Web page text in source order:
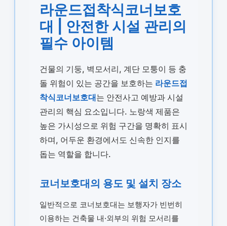
라운드접착식코너보호
대 | 안전한 시설 관리의
필수 아이템
건물의 기둥, 벽모서리, 계단 모퉁이 등 충
돌 위험이 있는 공간을 보호하는 라운드접
착식코너보호대는 안전사고 예방과 시설
관리의 핵심 요소입니다. 노랑색 제품은
높은 가시성으로 위험 구간을 명확히 표시
하며, 어두운 환경에서도 신속한 인지를
돕는 역할을 합니다.
코너보호대의 용도 및 설치 장소
일반적으로 코너보호대는 보행자가 빈번히
이용하는 건축물 내·외부의 위험 모서리를